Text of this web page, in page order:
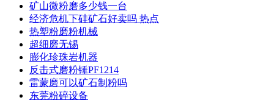
矿山微粉磨多少钱一台
经济危机下硅矿石好卖吗 热点
热塑粉磨粉机械
超细磨无锡
膨化珍珠岩机器
反击式磨粉锤PF1214
雷蒙磨可以矿石制粉吗
东莞粉碎设备